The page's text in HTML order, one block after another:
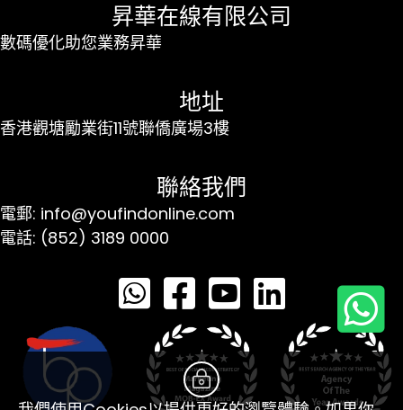
昇華在線有限公司
數碼優化助您業務昇華
地址
香港觀塘勵業街11號聯僑廣場3樓
聯絡我們
電郵: info@youfindonline.com
電話: (852) 3189 0000